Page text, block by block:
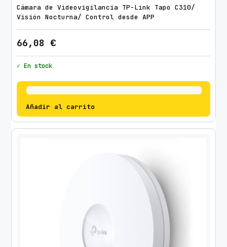
Cámara de Videovigilancia TP-Link Tapo C310/
Visión Nocturna/ Control desde APP
66,08 €
✓ En stock
Añadir al carrito